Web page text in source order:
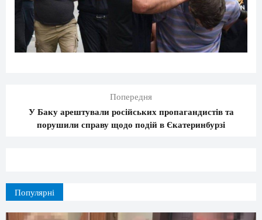
Попередня
У Баку арештували російських пропагандистів та
порушили справу щодо подій в Єкатеринбурзі
Популярні